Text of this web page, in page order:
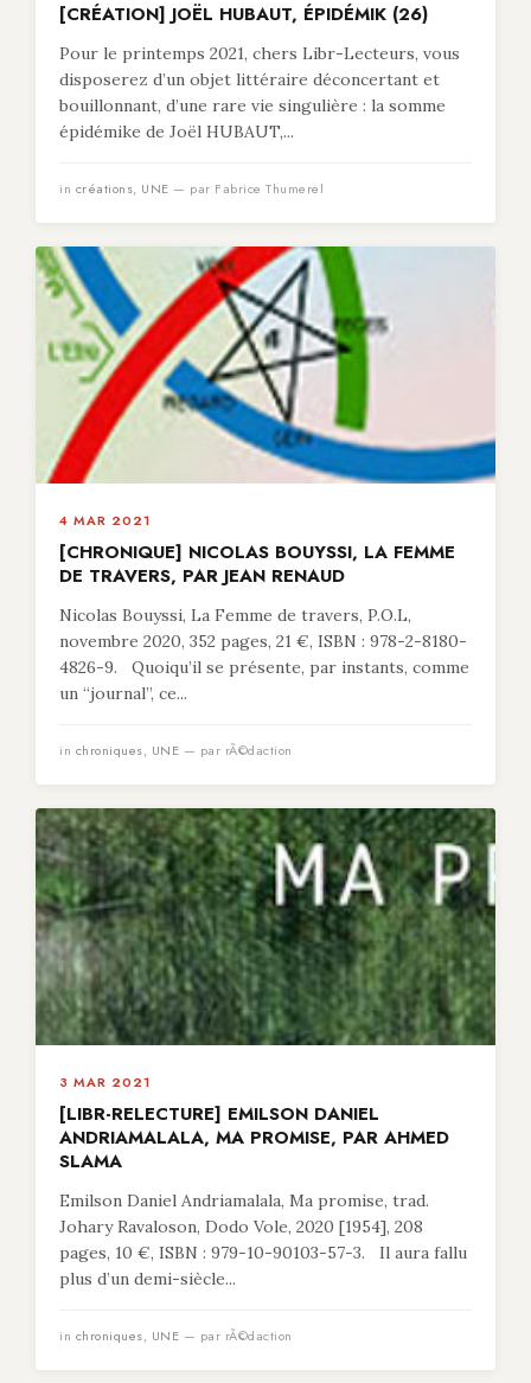
[CRÉATION] JOËL HUBAUT, ÉPIDÉMIK (26)
Pour le printemps 2021, chers Libr-Lecteurs, vous
disposerez d’un objet littéraire déconcertant et
bouillonnant, d’une rare vie singulière : la somme
épidémike de Joël HUBAUT,...
in créations, UNE — par Fabrice Thumerel
4 MAR 2021
[CHRONIQUE] NICOLAS BOUYSSI, LA FEMME
DE TRAVERS, PAR JEAN RENAUD
Nicolas Bouyssi, La Femme de travers, P.O.L,
novembre 2020, 352 pages, 21 €, ISBN : 978-2-8180-
4826-9. Quoiqu’il se présente, par instants, comme
un “journal”, ce...
in chroniques, UNE — par rÃ©daction
3 MAR 2021
[LIBR-RELECTURE] EMILSON DANIEL
ANDRIAMALALA, MA PROMISE, PAR AHMED
SLAMA
Emilson Daniel Andriamalala, Ma promise, trad.
Johary Ravaloson, Dodo Vole, 2020 [1954], 208
pages, 10 €, ISBN : 979-10-90103-57-3. Il aura fallu
plus d’un demi-siècle...
in chroniques, UNE — par rÃ©daction